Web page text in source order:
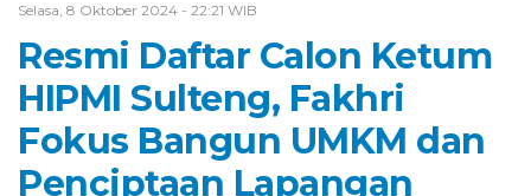
Selasa, 8 Oktober 2024 - 22:21 WIB
Resmi Daftar Calon Ketum
HIPMI Sulteng, Fakhri
Fokus Bangun UMKM dan
Penciptaan Lapangan